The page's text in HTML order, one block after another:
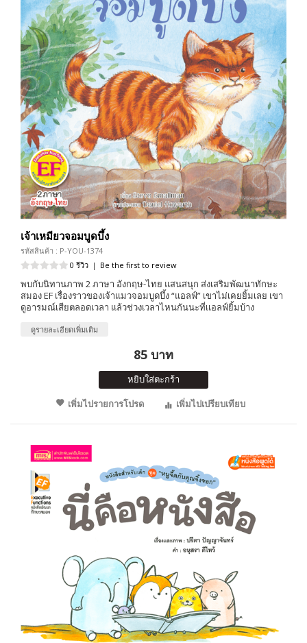
เจ้าเหมียวจอมบูดบึ้ง
รหัสสินค้า : P-YOU-1374
0 รีวิว | Be the first to review
พบกับนิทานภาพ 2 ภาษา อังกฤษ-ไทย แสนสนุก ส่งเสริมพัฒนาทักษะ
สมอง EF เรื่องราวของเจ้าแมวจอมบูดบึ้ง “แอลฟ์” เขาไม่เคยยิ้มเลย เขา
ดูอารมณ์เสียตลอดเวลา แล้วช่วงเวลาไหนกันนะที่เเอลฟ์ยิ้มบ้าง
ดูรายละเอียดเพิ่มเติม
85 บาท
หยิบใส่ตะกร้า
เพิ่มไปรายการโปรด
เพิ่มไปเปรียบเทียบ